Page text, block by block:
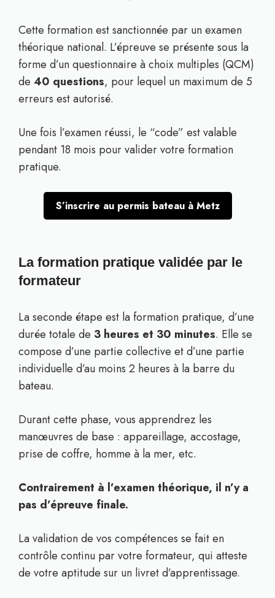
Cette formation est sanctionnée par un examen
théorique national. L’épreuve se présente sous la
forme d’un questionnaire à choix multiples (QCM)
de 40 questions, pour lequel un maximum de 5
erreurs est autorisé.
Une fois l’examen réussi, le “code” est valable
pendant 18 mois pour valider votre formation
pratique.
S’inscrire au permis bateau à Metz
La formation pratique validée par le
formateur
La seconde étape est la formation pratique, d’une
durée totale de 3 heures et 30 minutes. Elle se
compose d’une partie collective et d’une partie
individuelle d’au moins 2 heures à la barre du
bateau.
Durant cette phase, vous apprendrez les
manœuvres de base : appareillage, accostage,
prise de coffre, homme à la mer, etc.
Contrairement à l’examen théorique, il n’y a
pas d’épreuve finale.
La validation de vos compétences se fait en
contrôle continu par votre formateur, qui atteste
de votre aptitude sur un livret d’apprentissage.